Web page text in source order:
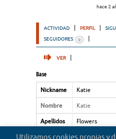
hace 2
ACTIVIDAD PERFIL
SEGUIDORES 0
VER
Base
Nickname Katie
Nombre Katie
Apellidos Flowers
Tipo de
Utilizamos cookies propias y